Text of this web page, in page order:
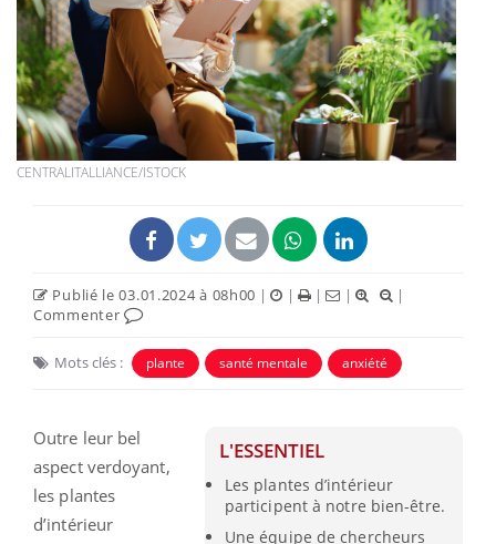
CENTRALITALLIANCE/ISTOCK
Publié le 03.01.2024 à 08h00 | | | |
|
Commenter
Mots clés : plante santé mentale anxiété
L'ESSENTIEL
Les plantes d’intérieur
participent à notre bien-être.
Une équipe de chercheurs
Outre leur bel
aspect verdoyant,
les plantes
d’intérieur